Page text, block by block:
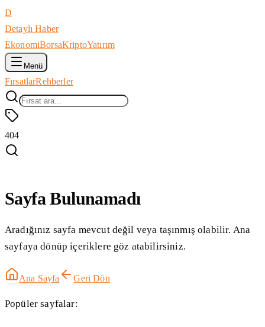
D
Detaylı Haber
EkonomiBorsaKriptoYatırım
Menü
FırsatlarRehberler
404
Sayfa Bulunamadı
Aradığınız sayfa mevcut değil veya taşınmış olabilir. Ana
sayfaya dönüp içeriklere göz atabilirsiniz.
Ana Sayfa Geri Dön
Popüler sayfalar: